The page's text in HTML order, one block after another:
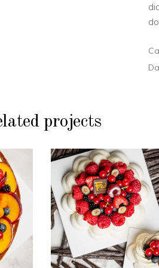
projects
PATISSERIE
Pavlovas